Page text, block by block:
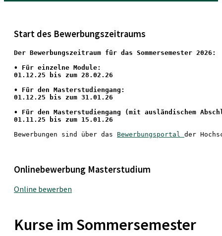
Start des Bewerbungszeitraums
Der Bewerbungszeitraum für das Sommersemester 2026:
• Für einzelne Module:
01.12.25 bis zum 28.02.26
• Für den Masterstudiengang:
01.12.25 bis zum 31.01.26
• Für den Masterstudiengang (mit ausländischem
01.11.25 bis zum 15.01.26
Bewerbungen sind über das Bewerbungsportal der
Onlinebewerbung Masterstudium
Online bewerben
Kurse im Sommersemester